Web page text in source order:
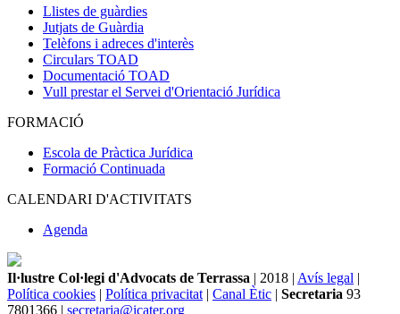
Llistes de guàrdies
Jutjats de Guàrdia
Telèfons i adreces d'interès
Circulars TOAD
Documentació TOAD
Vull prestar el Servei d'Orientació Jurídica
FORMACIÓ
Escola de Pràctica Jurídica
Formació Continuada
CALENDARI D'ACTIVITATS
Agenda
Il·lustre Col·legi d'Advocats de Terrassa | 2018 | Avís legal |
Política cookies | Política privacitat | Canal Ètic | Secretaria 93
7801366 | secretaria@icater.org